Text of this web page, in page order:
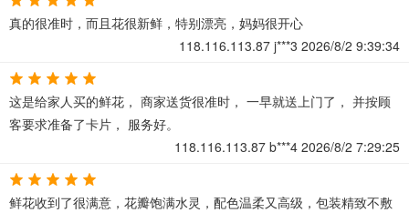
真的很准时，而且花很新鲜，特别漂亮，妈妈很开心
118.116.113.87 j***3 2026/8/2 9:39:34
这是给家人买的鲜花， 商家送货很准时， 一早就送上门了， 并按顾
客要求准备了卡片， 服务好。
118.116.113.87 b***4 2026/8/2 7:29:25
鲜花收到了很满意，花瓣饱满水灵，配色温柔又高级，包装精致不敷